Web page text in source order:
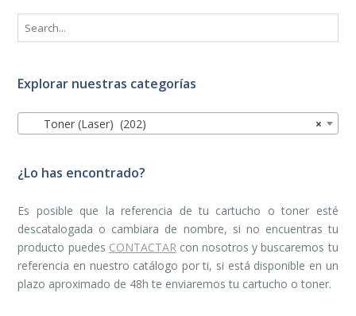
Explorar nuestras categorías
×
Toner (Laser) (202)
¿Lo has encontrado?
Es posible que la referencia de tu cartucho o toner esté
descatalogada o cambiara de nombre, si no encuentras tu
producto puedes CONTACTAR con nosotros y buscaremos tu
referencia en nuestro catálogo por ti, si está disponible en un
plazo aproximado de 48h te enviaremos tu cartucho o toner.